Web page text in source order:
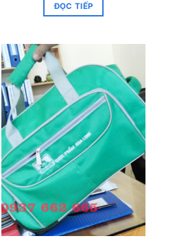
ĐỌC TIẾP